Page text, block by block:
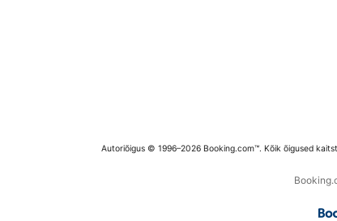
Autoriõigus © 1996–2026 Booking.com™. Kõik õigused